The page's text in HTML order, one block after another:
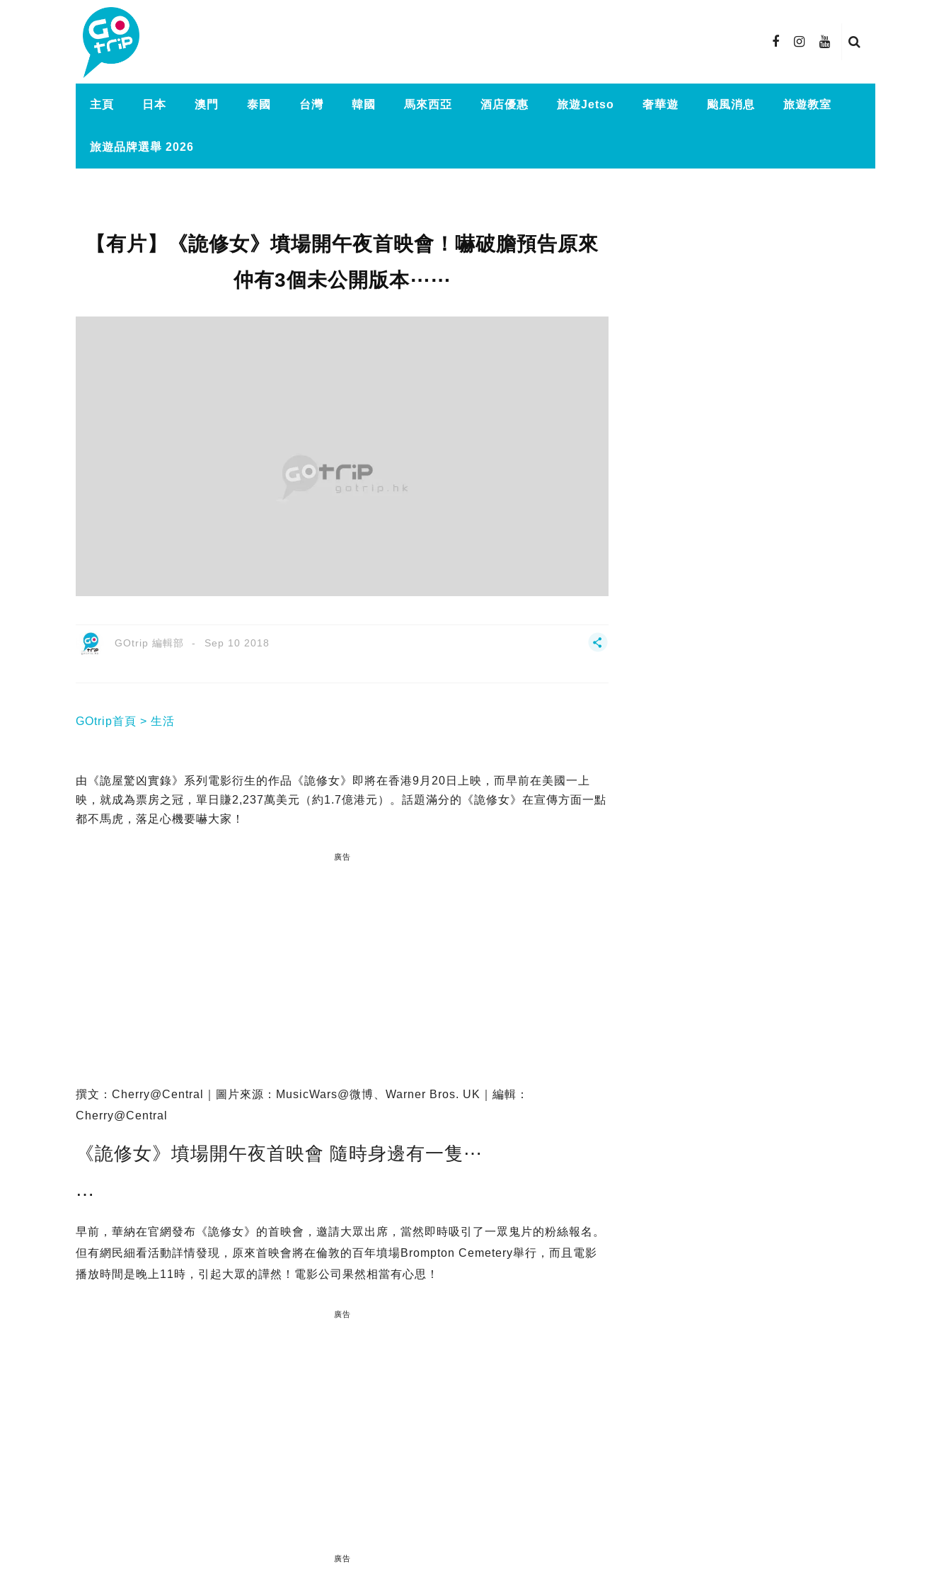
主頁 日本 澳門 泰國 台灣 韓國 馬來西亞 酒店優惠 旅遊Jetso 奢華遊 颱風消息 旅遊教室
旅遊品牌選舉 2026
【有片】《詭修女》墳場開午夜首映會！嚇破膽預告原來
仲有3個未公開版本⋯⋯
GOtrip 編輯部 Sep 10 2018
GOtrip首頁 生活
由《詭屋驚凶實錄》系列電影衍生的作品《詭修女》即將在香港9月20日上映，而早前在美國一上
映，就成為票房之冠，單日賺2,237萬美元（約1.7億港元）。話題滿分的《詭修女》在宣傳方面一點
都不馬虎，落足心機要嚇大家！
廣告
撰文：Cherry@Central｜圖片來源：MusicWars@微博、Warner Bros. UK｜編輯：
Cherry@Central
《詭修女》墳場開午夜首映會 隨時身邊有一隻⋯
⋯
早前，華納在官網發布《詭修女》的首映會，邀請大眾出席，當然即時吸引了一眾鬼片的粉絲報名。
但有網民細看活動詳情發現，原來首映會將在倫敦的百年墳場Brompton Cemetery舉行，而且電影
播放時間是晚上11時，引起大眾的譁然！電影公司果然相當有心思！
廣告
廣告